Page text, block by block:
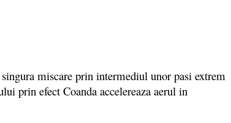
miscare prin intermediul unor pasi extrem
prin efect Coanda accelereaza aerul in